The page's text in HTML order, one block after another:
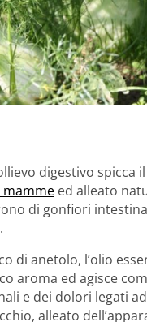
digestivo spicca il
mamme ed alleato
di gonfiori
di anetolo, l’olio
aroma ed agisce
e dei dolori legati
alleato